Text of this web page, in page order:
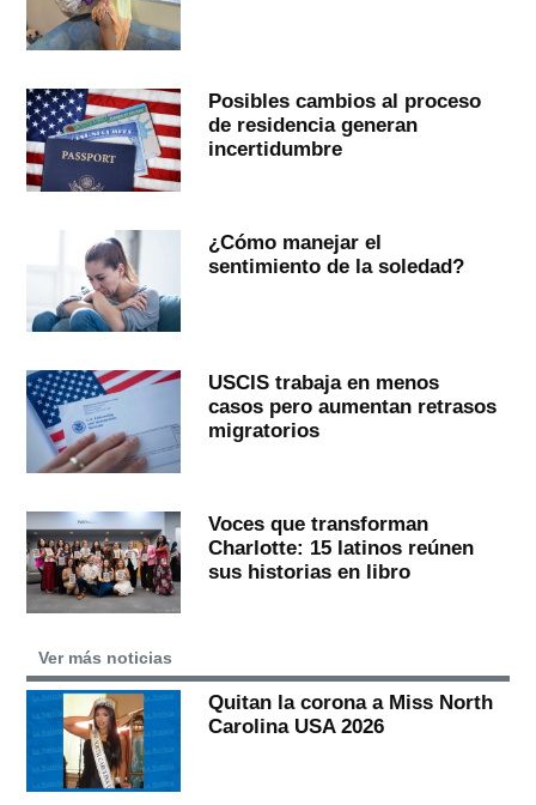
Posibles cambios al proceso
de residencia generan
incertidumbre
¿Cómo manejar el
sentimiento de la soledad?
USCIS trabaja en menos
casos pero aumentan retrasos
migratorios
Voces que transforman
Charlotte: 15 latinos reúnen
sus historias en libro
Ver más noticias
Quitan la corona a Miss North
Carolina USA 2026